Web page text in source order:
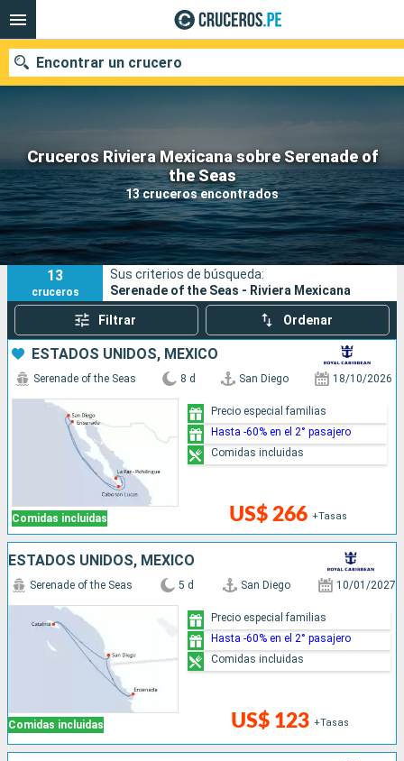
Cruceros Riviera Mexicana sobre Serenade of
the Seas
13 cruceros encontrados
Encontrar un crucero
Nuestros destinos
Fecha de salida
Puertos Compañías
Buscar
13
cruceros
Sus criterios de búsqueda:
Serenade of the Seas - Riviera Mexicana
Filtrar Ordenar
ESTADOS UNIDOS, MÉXICO
Comidas incluidas
Serenade of the Seas 8 d San Diego 18/10/2026
US$ 266 +Tasas
Precio especial familias
Hasta -60% en el 2° pasajero
Comidas incluidas
ESTADOS UNIDOS, MÉXICO
Comidas incluidas
Serenade of the Seas 5 d San Diego 10/01/2027
US$ 123 +Tasas
Precio especial familias
Hasta -60% en el 2° pasajero
Comidas incluidas